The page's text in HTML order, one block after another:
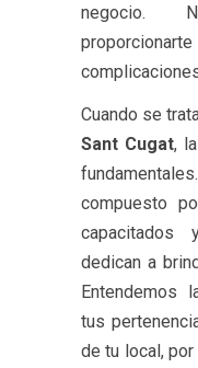
negocio.
Cuando se
Sant Cugat,
compuesto
dedican a
Entendemos
tus
de tu local,